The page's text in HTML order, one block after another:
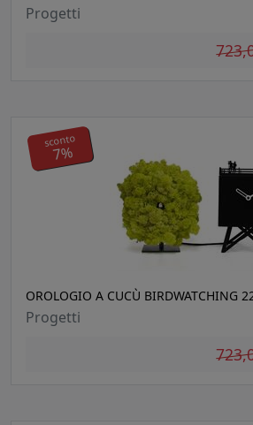
Progetti
OROLOGIO A CUCÙ BIRDWATCHING
Progetti
sconto
7%